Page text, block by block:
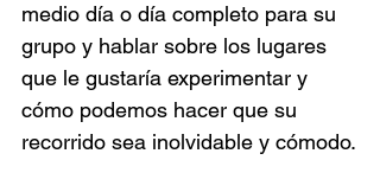
medio día o día completo para su
grupo y hablar sobre los lugares
que le gustaría experimentar y
cómo podemos hacer que su
recorrido sea inolvidable y cómodo.